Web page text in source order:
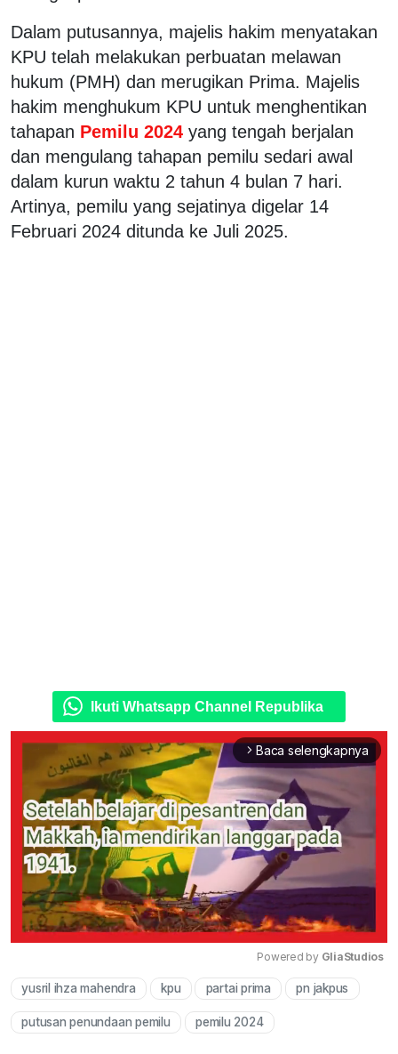
Dalam putusannya, majelis hakim menyatakan
KPU telah melakukan perbuatan melawan
hukum (PMH) dan merugikan Prima. Majelis
hakim menghukum KPU untuk menghentikan
tahapan Pemilu 2024 yang tengah berjalan
dan mengulang tahapan pemilu sedari awal
dalam kurun waktu 2 tahun 4 bulan 7 hari.
Artinya, pemilu yang sejatinya digelar 14
Februari 2024 ditunda ke Juli 2025.
Ikuti Whatsapp Channel Republika
arrow_forward_ios Baca selengkapnya
Mute
Powered by GliaStudios
yusril ihza mahendra kpu partai prima pn jakpus
putusan penundaan pemilu pemilu 2024